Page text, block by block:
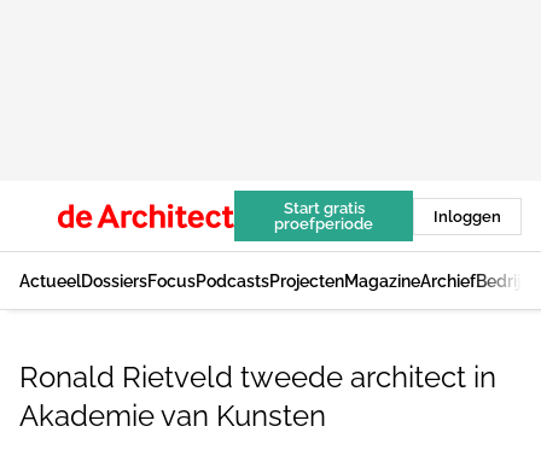
Start gratis
proefperiode
Inloggen
ActueelDossiersFocusPodcastsProjectenMagazineArchief
Ronald Rietveld tweede architect in
Akademie van Kunsten